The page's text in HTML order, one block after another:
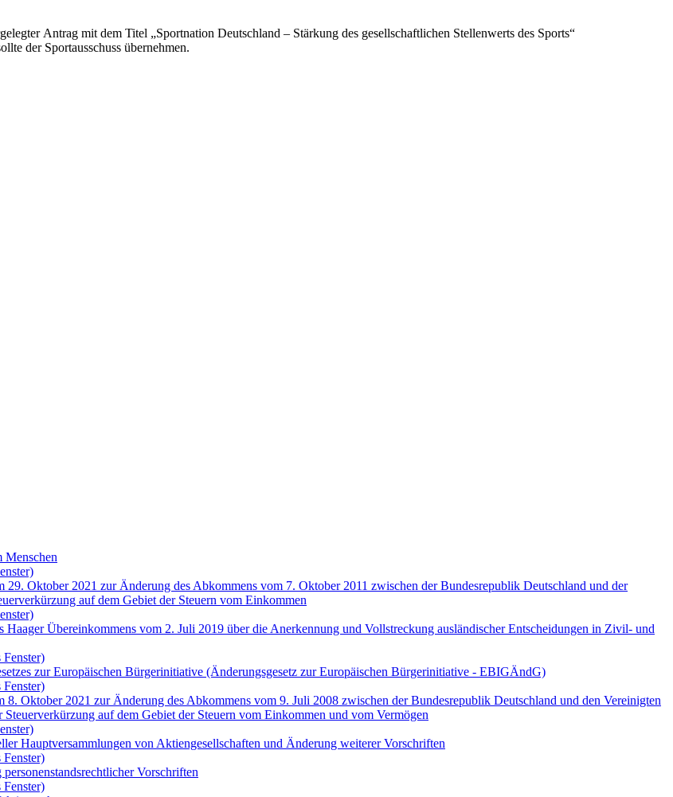
Antrag mit dem Titel „Sportnation Deutschland – Stärkung des gesellschaftlichen Stellenwerts des Sports“
der Sportausschuss übernehmen.
Menschen
Oktober 2021 zur Änderung des Abkommens vom 7. Oktober 2011 zwischen der Bundesrepublik Deutschland und der
auf dem Gebiet der Steuern vom Einkommen
Übereinkommens vom 2. Juli 2019 über die Anerkennung und Vollstreckung ausländischer Entscheidungen in Zivil- und
zur Europäischen Bürgerinitiative (Änderungsgesetz zur Europäischen Bürgerinitiative - EBIGÄndG)
Oktober 2021 zur Änderung des Abkommens vom 9. Juli 2008 zwischen der Bundesrepublik Deutschland und den Vereinigten
auf dem Gebiet der Steuern vom Einkommen und vom Vermögen
Hauptversammlungen von Aktiengesellschaften und Änderung weiterer Vorschriften
Vorschriften